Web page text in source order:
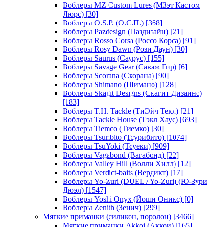
Воблеры MZ Custom Lures (МЗэт Кастом
Люрс) [30]
Воблеры O.S.P. (О.С.П.) [368]
Воблеры Pazdesign (Паздизайн) [21]
Воблеры Rosso Corsa (Россо Корса) [91]
Воблеры Rosy Dawn (Рози Даун) [30]
Воблеры Saurus (Саурус) [155]
Воблеры Savage Gear (Саваж Гир) [6]
Воблеры Scorana (Скорана) [90]
Воблеры Shimano (Шимано) [128]
Воблеры Skagit Designs (Скагит Дизайнс)
[183]
Воблеры T.H. Tackle (ТиЭйч Текл) [21]
Воблеры Tackle House (Тэкл Хаус) [693]
Воблеры Tiemco (Тиемко) [30]
Воблеры Tsuribito (Тсурибито) [1074]
Воблеры TsuYoki (Тсуеки) [909]
Воблеры Vagabond (Вагабонд) [22]
Воблеры Valley Hill (Волли Хилл) [12]
Воблеры Verdict-baits (Вердикт) [17]
Воблеры Yo-Zuri (DUEL / Yo-Zuri) (Ю-Зури
Дюэл) [1547]
Воблеры Yoshi Onyx (Йоши Оникс) [0]
Воблеры Zenith (Зенич) [299]
Мягкие приманки (силикон, поролон) [3466]